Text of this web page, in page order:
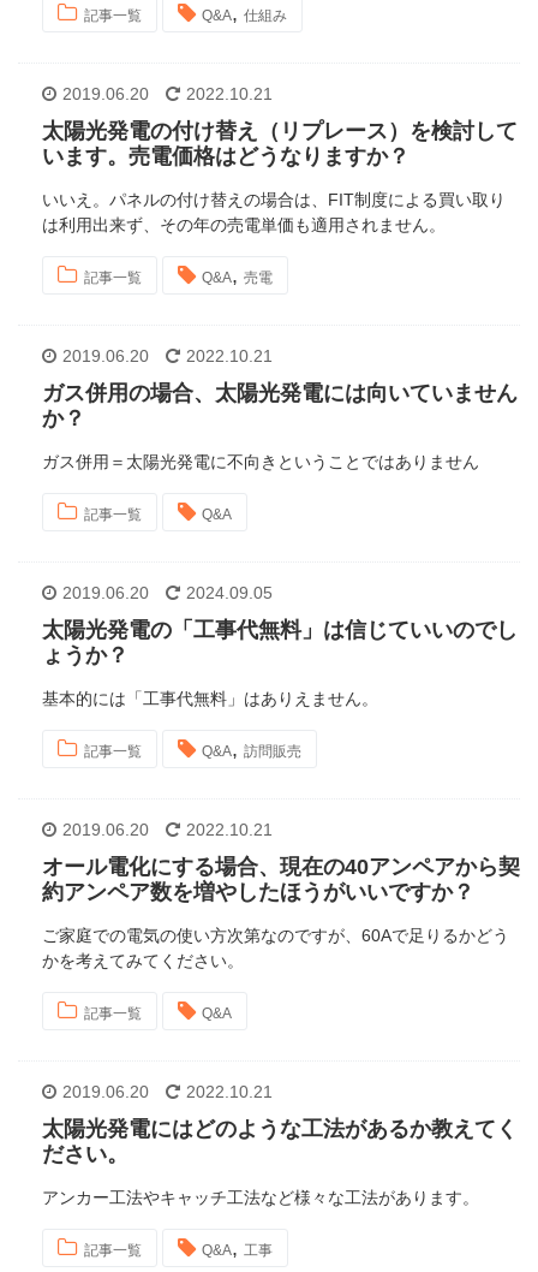
記事一覧 Q&A, 仕組み
2019.06.20 2022.10.21
太陽光発電の付け替え（リプレース）を検討して
います。売電価格はどうなりますか？
いいえ。パネルの付け替えの場合は、FIT制度による買い取り
は利用出来ず、その年の売電単価も適用されません。
記事一覧 Q&A, 売電
2019.06.20 2022.10.21
ガス併用の場合、太陽光発電には向いていません
か？
ガス併用＝太陽光発電に不向きということではありません
記事一覧 Q&A
2019.06.20 2024.09.05
太陽光発電の「工事代無料」は信じていいのでし
ょうか？
基本的には「工事代無料」はありえません。
記事一覧 Q&A, 訪問販売
2019.06.20 2022.10.21
オール電化にする場合、現在の40アンペアから契
約アンペア数を増やしたほうがいいですか？
ご家庭での電気の使い方次第なのですが、60Aで足りるかどう
かを考えてみてください。
記事一覧 Q&A
2019.06.20 2022.10.21
太陽光発電にはどのような工法があるか教えてく
ださい。
アンカー工法やキャッチ工法など様々な工法があります。
記事一覧 Q&A, 工事